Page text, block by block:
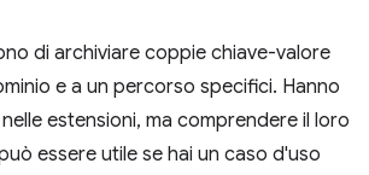
di archiviare coppie chiave-valore
e a un percorso specifici. Hanno
estensioni, ma comprendere il loro
essere utile se hai un caso d'uso